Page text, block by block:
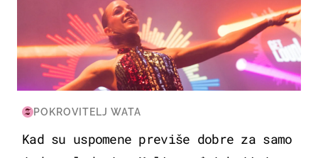
POKROVITELJ WATA
Kad su uspomene previše dobre za samo